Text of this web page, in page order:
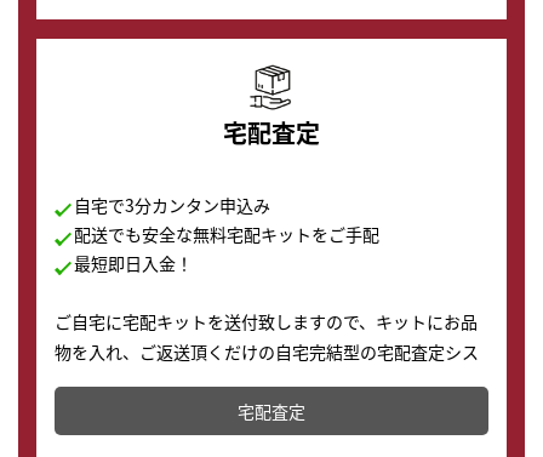
宅配査定
自宅で3分カンタン申込み
配送でも安全な無料宅配キットをご手配
最短即日入金！
ご自宅に宅配キットを送付致しますので、キットにお品
物を入れ、ご返送頂くだけの自宅完結型の宅配査定シス
テムです。
配送でも簡単&安全に査定・買取に出すことが可能で
す。
宅配査定